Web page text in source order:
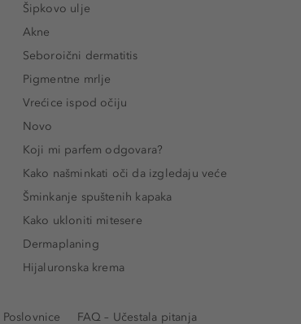
Šipkovo ulje
Akne
Seboroični dermatitis
Pigmentne mrlje
Vrećice ispod očiju
Novo
Koji mi parfem odgovara?
Kako našminkati oči da izgledaju veće
Šminkanje spuštenih kapaka
Kako ukloniti mitesere
Dermaplaning
Hijaluronska krema
Poslovnice FAQ – Učestala pitanja